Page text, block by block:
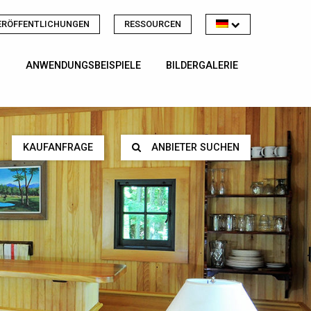
RESSOURCEN
ANWENDUNGSBEISPIELE BILDERGALERIE
KAUFANFRAGE ANBIETER SUCHEN